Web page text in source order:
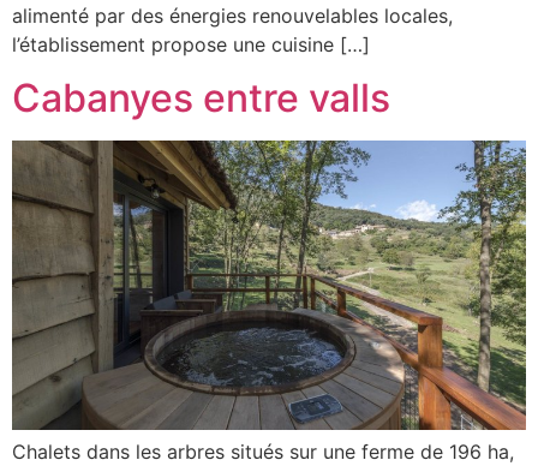
alimenté par des énergies renouvelables locales,
l’établissement propose une cuisine […]
Cabanyes entre valls
Chalets dans les arbres situés sur une ferme de 196 ha,